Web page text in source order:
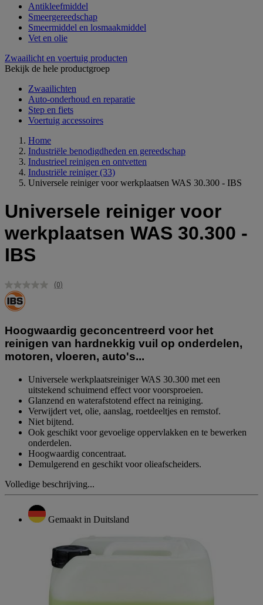
Antikleefmiddel
Smeergereedschap
Smeermiddel en losmaakmiddel
Vet en olie
Zwaailicht en voertuig producten
Bekijk de hele productgroep
Zwaailichten
Auto-onderhoud en reparatie
Step en fiets
Voertuig accessoires
Home
Industriële benodigdheden en gereedschap
Industrieel reinigen en ontvetten
Industriële reiniger (33)
Universele reiniger voor werkplaatsen WAS 30.300 - IBS
Universele reiniger voor
werkplaatsen WAS 30.300 -
IBS
Geen
(0)
Hoogwaardig geconcentreerd voor het
reinigen van hardnekkig vuil op onderdelen,
motoren, vloeren, auto's...
Universele werkplaatsreiniger WAS 30.300 met een
uitstekend schuimend effect voor voorsproeien.
Glanzend en waterafstotend effect na reiniging.
Verwijdert vet, olie, aanslag, roetdeeltjes en remstof.
Niet bijtend.
Ook geschikt voor gevoelige oppervlakken en te bewerken
onderdelen.
Hoogwaardig concentraat.
Demulgerend en geschikt voor olieafscheiders.
Volledige beschrijving...
Gemaakt in Duitsland